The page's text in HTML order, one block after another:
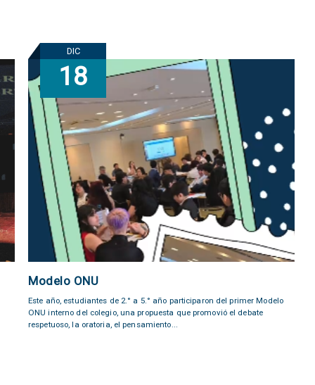
DIC
18
Modelo ONU
Este año, estudiantes de 2.° a 5.° año participaron del primer Modelo
ONU interno del colegio, una propuesta que promovió el debate
respetuoso, la oratoria, el pensamiento...